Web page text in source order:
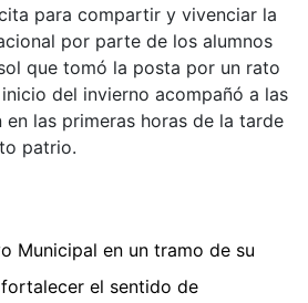
para compartir y vivenciar la
por parte de los alumnos
que tomó la posta por un rato
del invierno acompañó a las
las primeras horas de la tarde
patrio.
Municipal en un tramo de su
el sentido de